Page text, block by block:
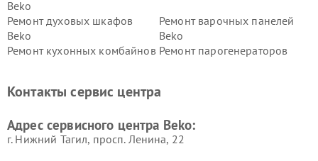
Beko
Ремонт духовых шкафов
Beko
Ремонт варочных панелей
Beko
Ремонт кухонных комбайнов Ремонт парогенераторов
Ремонт холодильников Beko Ремонт морозильных камер
Контакты сервис центра
Адрес сервисного центра Beko:
г. Нижний Тагил, просп. Ленина, 22